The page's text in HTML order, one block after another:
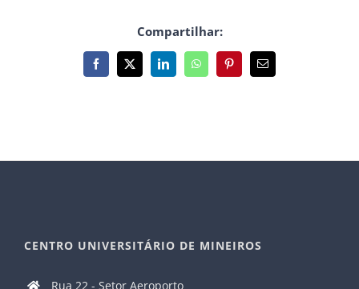
Compartilhar:
Facebook
X LinkedInWhatsAppPinterest
E-
mail
CENTRO UNIVERSITÁRIO DE MINEIROS
Rua 22 - Setor Aeroporto